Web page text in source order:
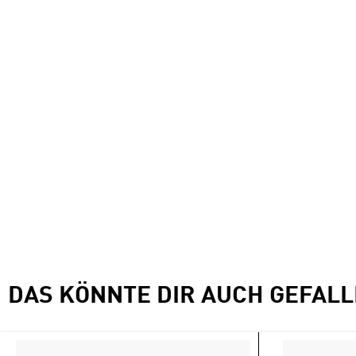
DAS KÖNNTE DIR AUCH